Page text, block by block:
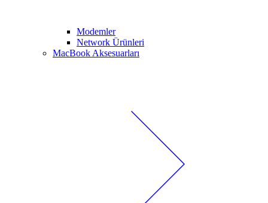
Modemler
Network Ürünleri
MacBook Aksesuarları